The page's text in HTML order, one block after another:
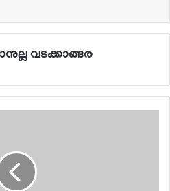
വടക്കാങ്ങര